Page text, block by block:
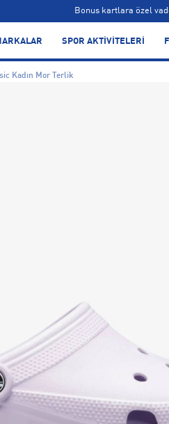
Bonus kartlara özel
SPOR AKTİVİTELERİ
Kadın Mor Terlik